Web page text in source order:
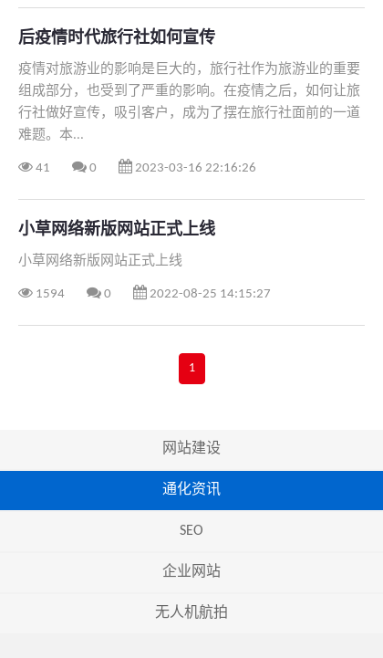
后疫情时代旅行社如何宣传
​疫情对旅游业的影响是巨大的，旅行社作为旅游业的重要
组成部分，也受到了严重的影响。在疫情之后，如何让旅
行社做好宣传，吸引客户，成为了摆在旅行社面前的一道
难题。本...
41 0 2023-03-16 22:16:26
小草网络新版网站正式上线
小草网络新版网站正式上线
1594 0 2022-08-25 14:15:27
1
网站建设
通化资讯
SEO
企业网站
无人机航拍